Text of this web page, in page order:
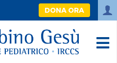
DONA ORA